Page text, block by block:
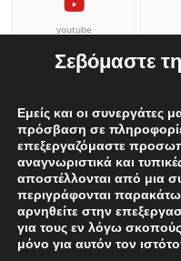
youtube
ΕΠΙΚΟΙΝΩΝΙΑ
ΔΙΑΦΗΜΙΣΕΙΣ
Proudly powered by
Σεβόμαστε
Εμείς και οι συνεργάτες
πρόσβαση σε
επεξεργαζόμαστε
αναγνωριστικά και
αποστέλλονται από μια
περιγράφονται
αρνηθείτε στην
για τους εν λόγω
μόνο για αυτόν τον